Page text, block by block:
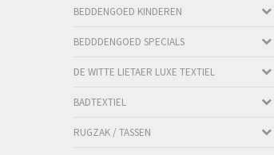
BEDDENGOED KINDEREN
BEDDDENGOED SPECIALS
DE WITTE LIETAER LUXE TEXTIEL
BADTEXTIEL
RUGZAK / TASSEN